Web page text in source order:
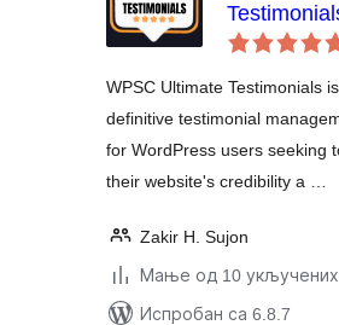
WPSC Ultimate Testimonials
definitive testimonial
for WordPress users seeking
their website's credibility a …
Zakir H. Sujon
Мање од 10 укључених
Испробан са 6.8.7